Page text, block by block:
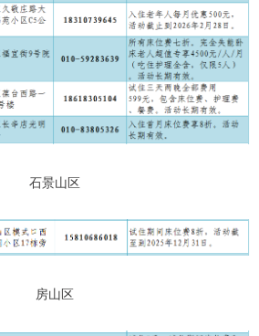
石景山区
房山区